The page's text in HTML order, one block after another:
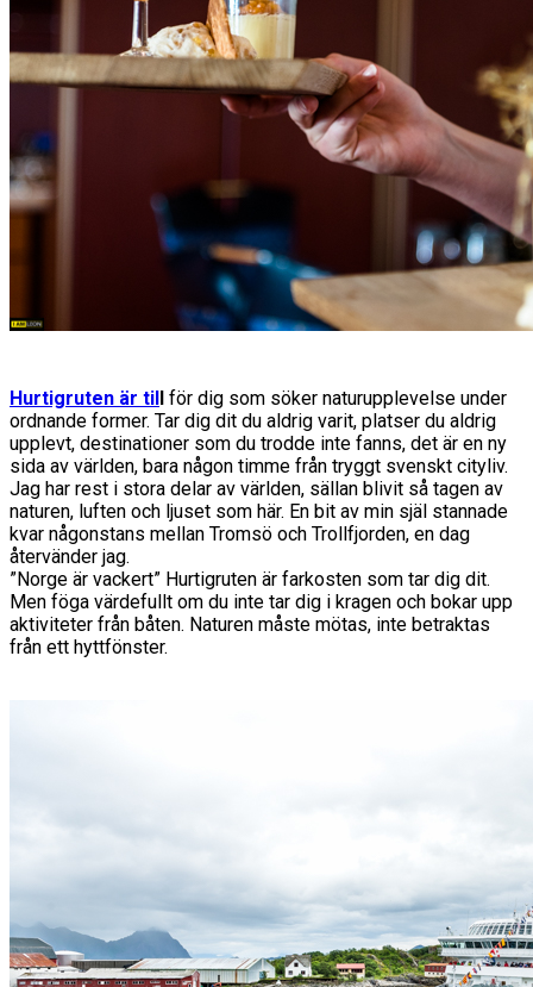
Hurtigruten är till för dig som söker naturupplevelse under
ordnande former. Tar dig dit du aldrig varit, platser du aldrig
upplevt, destinationer som du trodde inte fanns, det är en ny
sida av världen, bara någon timme från tryggt svenskt cityliv.
Jag har rest i stora delar av världen, sällan blivit så tagen av
naturen, luften och ljuset som här. En bit av min själ stannade
kvar någonstans mellan Tromsö och Trollfjorden, en dag
återvänder jag.
”Norge är vackert” Hurtigruten är farkosten som tar dig dit.
Men föga värdefullt om du inte tar dig i kragen och bokar upp
aktiviteter från båten. Naturen måste mötas, inte betraktas
från ett hyttfönster.